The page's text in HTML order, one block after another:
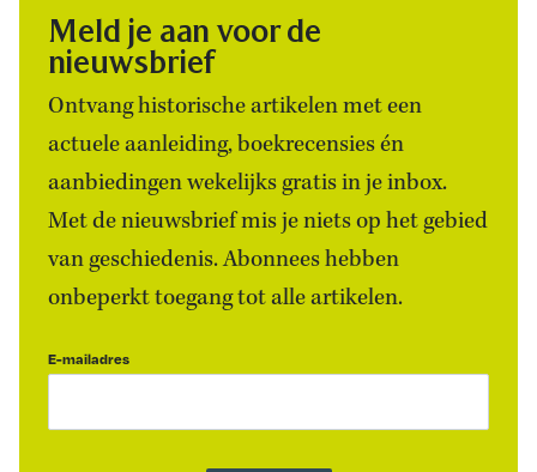
Meld je aan voor de
nieuwsbrief
Ontvang historische artikelen met een
actuele aanleiding, boekrecensies én
aanbiedingen wekelijks gratis in je inbox.
Met de nieuwsbrief mis je niets op het gebied
van geschiedenis. Abonnees hebben
onbeperkt toegang tot alle artikelen.
E-mailadres